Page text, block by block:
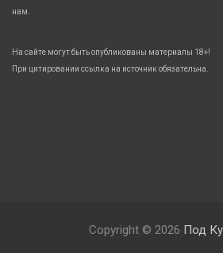
нам.
На сайте могут быть опубликованы материалы 18+!
При цитировании ссылка на источник обязательна.
Copyright © 2026 Под